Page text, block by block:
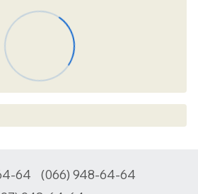
64
(066) 948-64-64